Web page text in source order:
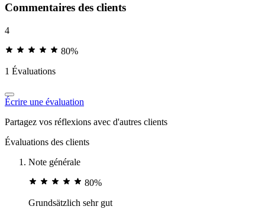
Commentaires des clients
4
80%
1 Évaluations
Écrire une évaluation
Partagez vos réflexions avec d'autres clients
Évaluations des clients
Note générale
80%
Grundsätzlich sehr gut